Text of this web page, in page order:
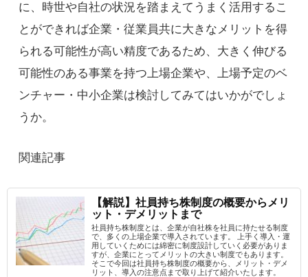
に、時世や自社の状況を踏まえてうまく活用するこ
とができれば企業・従業員共に大きなメリットを得
られる可能性が高い精度であるため、大きく伸びる
可能性のある事業を持つ上場企業や、上場予定のベ
ンチャー・中小企業は検討してみてはいかがでしょ
うか。
関連記事
【解説】社員持ち株制度の概要からメリ
ット・デメリットまで
社員持ち株制度とは、企業が自社株を社員に持たせる制度
で、多くの上場企業で導入されています。 上手く導入・運
用していくためには綿密に制度設計していく必要がありま
すが、企業にとってメリットの大きい制度でもあります。
そこで今回は社員持ち株制度の概要から、メリット・デメ
リット、導入の注意点まで取り上げて紹介いたします。